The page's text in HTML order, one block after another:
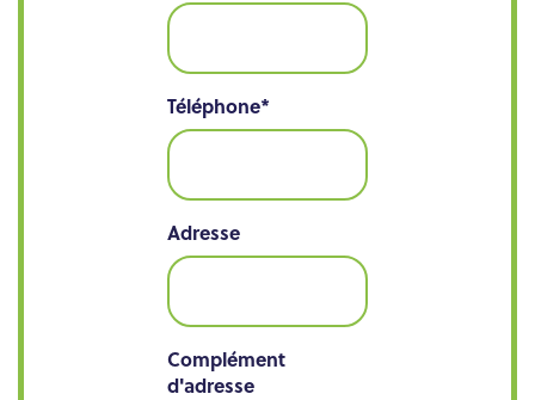
Téléphone*
Adresse
Complément
d'adresse